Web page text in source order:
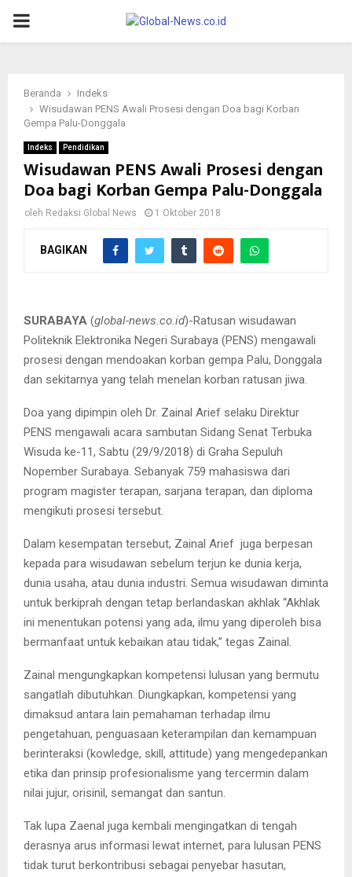
PRIMARY
Beranda
Indeks
Wisudawan PENS Awali Prosesi dengan Doa bagi Korban
Gempa Palu-Donggala
Indeks Pendidikan
Wisudawan PENS Awali Prosesi dengan
Doa bagi Korban Gempa Palu-Donggala
oleh Redaksi Global News 1 Oktober 2018
BAGIKAN
SURABAYA (global-news.co.id)-Ratusan wisudawan
Politeknik Elektronika Negeri Surabaya (PENS) mengawali
prosesi dengan mendoakan korban gempa Palu, Donggala
dan sekitarnya yang telah menelan korban ratusan jiwa.
Doa yang dipimpin oleh Dr. Zainal Arief selaku Direktur
PENS mengawali acara sambutan Sidang Senat Terbuka
Wisuda ke-11, Sabtu (29/9/2018) di Graha Sepuluh
Nopember Surabaya. Sebanyak 759 mahasiswa dari
program magister terapan, sarjana terapan, dan diploma
mengikuti prosesi tersebut.
Dalam kesempatan tersebut, Zainal Arief juga berpesan
kepada para wisudawan sebelum terjun ke dunia kerja,
dunia usaha, atau dunia industri. Semua wisudawan diminta
untuk berkiprah dengan tetap berlandaskan akhlak “Akhlak
ini menentukan potensi yang ada, ilmu yang diperoleh bisa
bermanfaat untuk kebaikan atau tidak,” tegas Zainal.
Zainal mengungkapkan kompetensi lulusan yang bermutu
sangatlah dibutuhkan. Diungkapkan, kompetensi yang
dimaksud antara lain pemahaman terhadap ilmu
pengetahuan, penguasaan keterampilan dan kemampuan
berinteraksi (kowledge, skill, attitude) yang mengedepankan
etika dan prinsip profesionalisme yang tercermin dalam
nilai jujur, orisinil, semangat dan santun.
Tak lupa Zaenal juga kembali mengingatkan di tengah
derasnya arus informasi lewat internet, para lulusan PENS
tidak turut berkontribusi sebagai penyebar hasutan,